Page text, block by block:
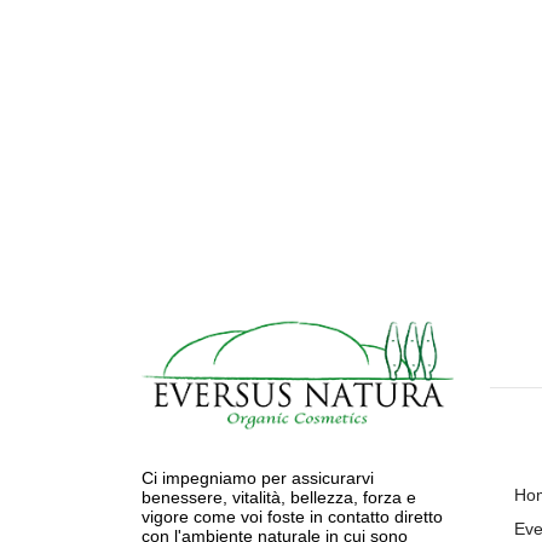
Ci impegniamo per assicurarvi
benessere, vitalità, bellezza, forza e
vigore come voi foste in contatto diretto
con l'ambiente naturale in cui sono